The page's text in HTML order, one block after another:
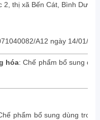
2, thị xã Bến Cát, Bình
A12 ngày 14/01/
hóa: Chế phẩm bổ sung
phẩm bổ sung dùng